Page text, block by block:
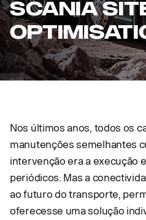
SCANIA
Nos últimos anos, todos os
manutenções semelhantes
intervenção era a execução
periódicos. Mas a
ao futuro do transporte,
oferecesse uma solução